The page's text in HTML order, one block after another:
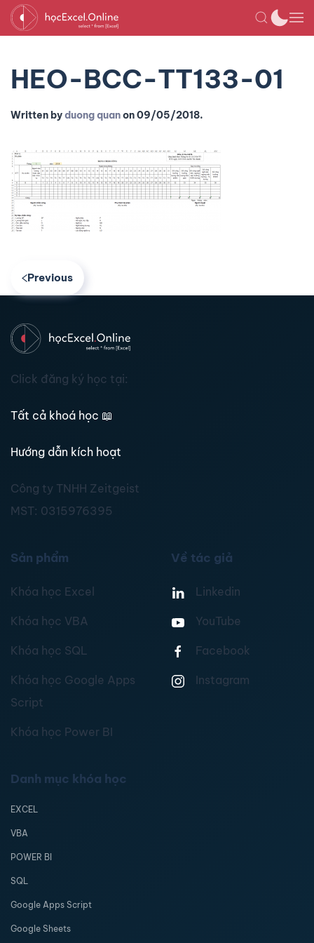
HEO-BCC-TT133-01
Written byduong quanon09/05/2018.
Previous
Click đăng ký học tại:
Tất cả khoá học 📖
Hướng dẫn kích hoạt
Công ty TNHH Zeitgeist
MST: 0315976395
Sản phẩm
Khóa học Excel
Khóa học VBA
Khóa học SQL
Khóa học Google Apps
Script
Khóa học Power BI
Về tác giả
Linkedin
YouTube
Facebook
Instagram
Danh mục khóa học
EXCEL
VBA
POWER BI
SQL
Google Apps Script
Google Sheets